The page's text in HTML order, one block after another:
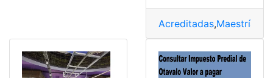
Acreditadas,Maestrías